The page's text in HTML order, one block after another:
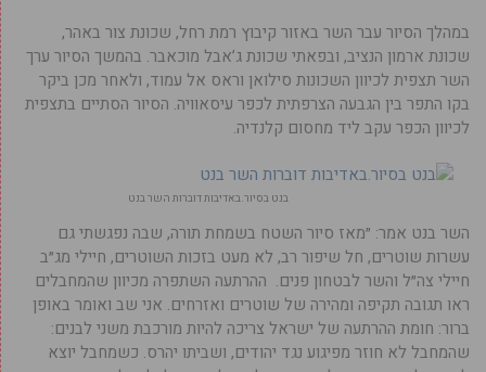
במהלך הסיור עבר השר באזור קיבוץ רמת רחל, שכונת צור באהר,
שכונת ארמון הנציב, ובפאתי שכונת ג’אבל מוכאבר. בהמשך הסיור ערך
השר תצפית לכיוון השכונות סילואן וראס אל עמוד, ולאחר מכן ביקר
בקו התפר בין הגבעה הצרפתית לכפר עיסאוויה. הסיור הסתיים בתצפית
לכיוון הכפר עקב ליד מחסום קלנדיה.
בנט בסיור.באדיבות דוברות השר בנט
השר בנט אמר: ״מאז סיור השטח בשמחת תורה, שבה נפגשתי גם
עשרות שוטרים, חל שיפור רב, לא מעט בזכות השוטרים, חיילי מג״ב
חיילי צה״ל והשר לבטחון פנים. ההרתעה השתפרה מכיוון שהמחבלים
ראו תגובה תקיפה ומהירה של שוטרים ואזרחים. אני שב ואומר באופן
ברור: חומת ההרתעה של ישראל צריכה להיות מורכבת משני לבנים:
שהמחבל לא חוזר מפיגוע נגד יהודים, ושביתו יהרס. כשמחבל יוצא